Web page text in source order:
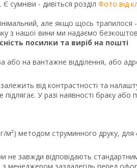
сумніви - дивіться розділ Фото від
але якщо щось трапилося -
з нашої вини ми надаємо
посилки та виріб на пошті
на вантажне відділення, або
від контрастності та
У разі наявності браку або
м²) методом струминного друку,
не завжди відповідають